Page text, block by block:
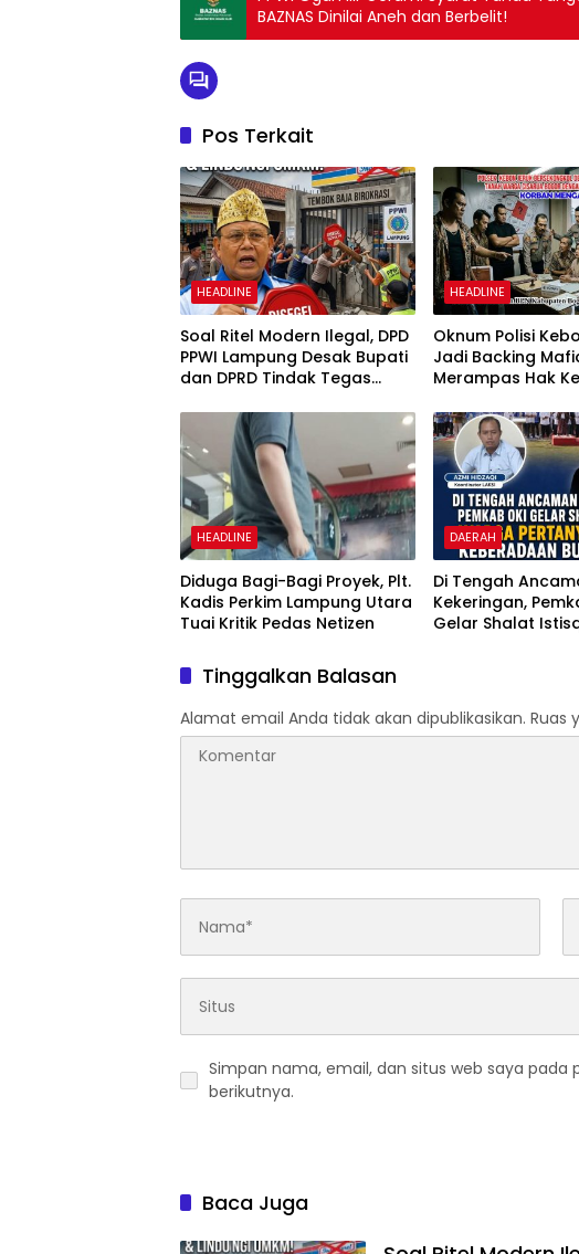
BAZNAS Dinilai Aneh dan Berbelit!
Pos Terkait
HEADLINE
Soal Ritel Modern Ilegal, DPD
PPWI Lampung Desak Bupati
dan DPRD Tindak Tegas
02/2016
HEADLINE
Oknum Polisi
Jadi Backing
Merampas Hak
HEADLINE
Diduga Bagi-Bagi Proyek, Plt.
Kadis Perkim Lampung Utara
Tuai Kritik Pedas Netizen
DAERAH
Di Tengah
Kekeringan,
Gelar Shalat
Tinggalkan Balasan
Alamat email Anda tidak akan dipublikasikan. Ruas
Simpan nama, email, dan situs web saya
berikutnya.
Baca Juga